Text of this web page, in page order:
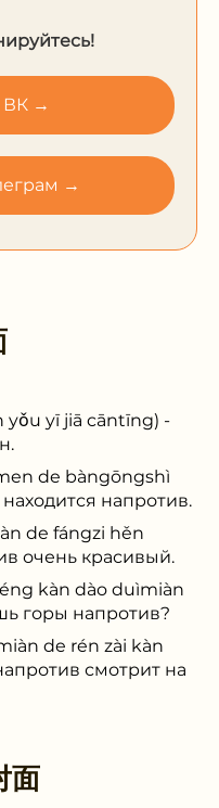
ВК →
→
yǒu yī jiā cāntīng) -
de bàngōngshì
напротив.
de fángzi hěn
очень красивый.
kàn dào duìmiàn
горы напротив?
de rén zài kàn
смотрит на
面